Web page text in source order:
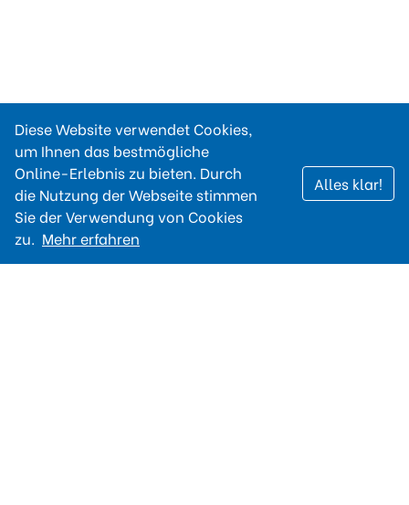
Diese Website verwendet Cookies,
um Ihnen das bestmögliche
Online-Erlebnis zu bieten. Durch
die Nutzung der Webseite stimmen
Sie der Verwendung von Cookies
zu. Mehr erfahren
Alles klar!